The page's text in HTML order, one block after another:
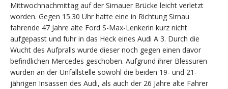
Mittwochnachmittag auf der Sirnauer Brücke leicht verletzt
worden. Gegen 15.30 Uhr hatte eine in Richtung Sirnau
fahrende 47 Jahre alte Ford S-Max-Lenkerin kurz nicht
aufgepasst und fuhr in das Heck eines Audi A 3. Durch die
Wucht des Aufpralls wurde dieser noch gegen einen davor
befindlichen Mercedes geschoben. Aufgrund ihrer Blessuren
wurden an der Unfallstelle sowohl die beiden 19- und 21-
jährigen Insassen des Audi, als auch der 26 Jahre alte Fahrer